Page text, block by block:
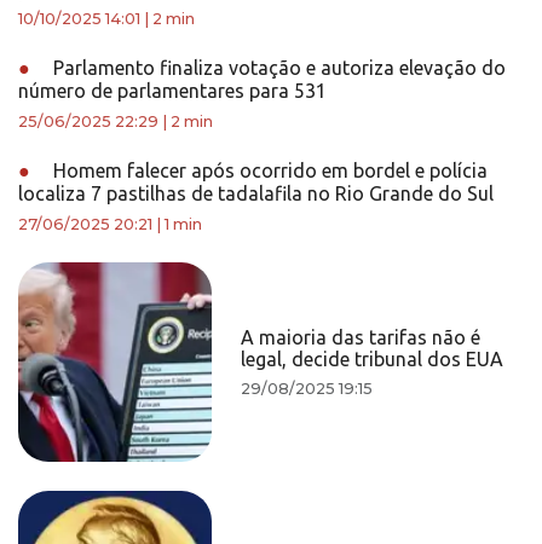
10/10/2025 14:01 2 min
●
Parlamento finaliza votação e autoriza elevação do
número de parlamentares para 531
25/06/2025 22:29 2 min
●
Homem falecer após ocorrido em bordel e polícia
localiza 7 pastilhas de tadalafila no Rio Grande do Sul
27/06/2025 20:21 |1 min
A maioria das tarifas não é
legal, decide tribunal dos EUA
29/08/2025 19:15